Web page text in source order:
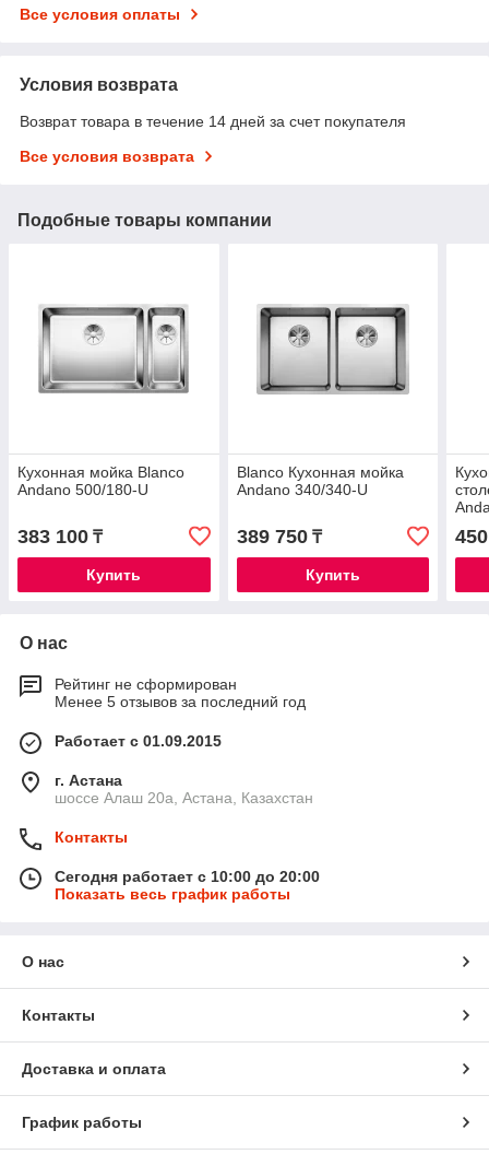
Все условия оплаты
Условия возврата
Возврат товара в течение 14 дней за счет покупателя
Все условия возврата
Подобные товары компании
Кухонная мойка Blanco
Andano 500/180-U
383 100 ₸
Купить
Blanco Кухонная мойка
Andano 340/340-U
389 750₸
Купить
О нас
Рейтинг не сформирован
Менее 5 отзывов за последний год
Работает с 01.09.2015
г. Астана
шоссе Алаш 20а, Астана, Казахстан
Контакты
Сегодня работает с 10:00 до 20:00
Показать весь график работы
О нас
Контакты
Доставка и оплата
График работы